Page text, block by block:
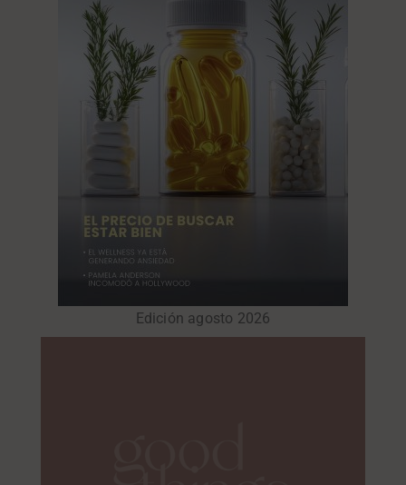
Edición agosto 2026